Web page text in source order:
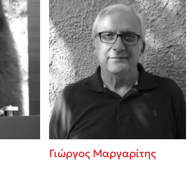
Γιώργος Μαργαρίτης